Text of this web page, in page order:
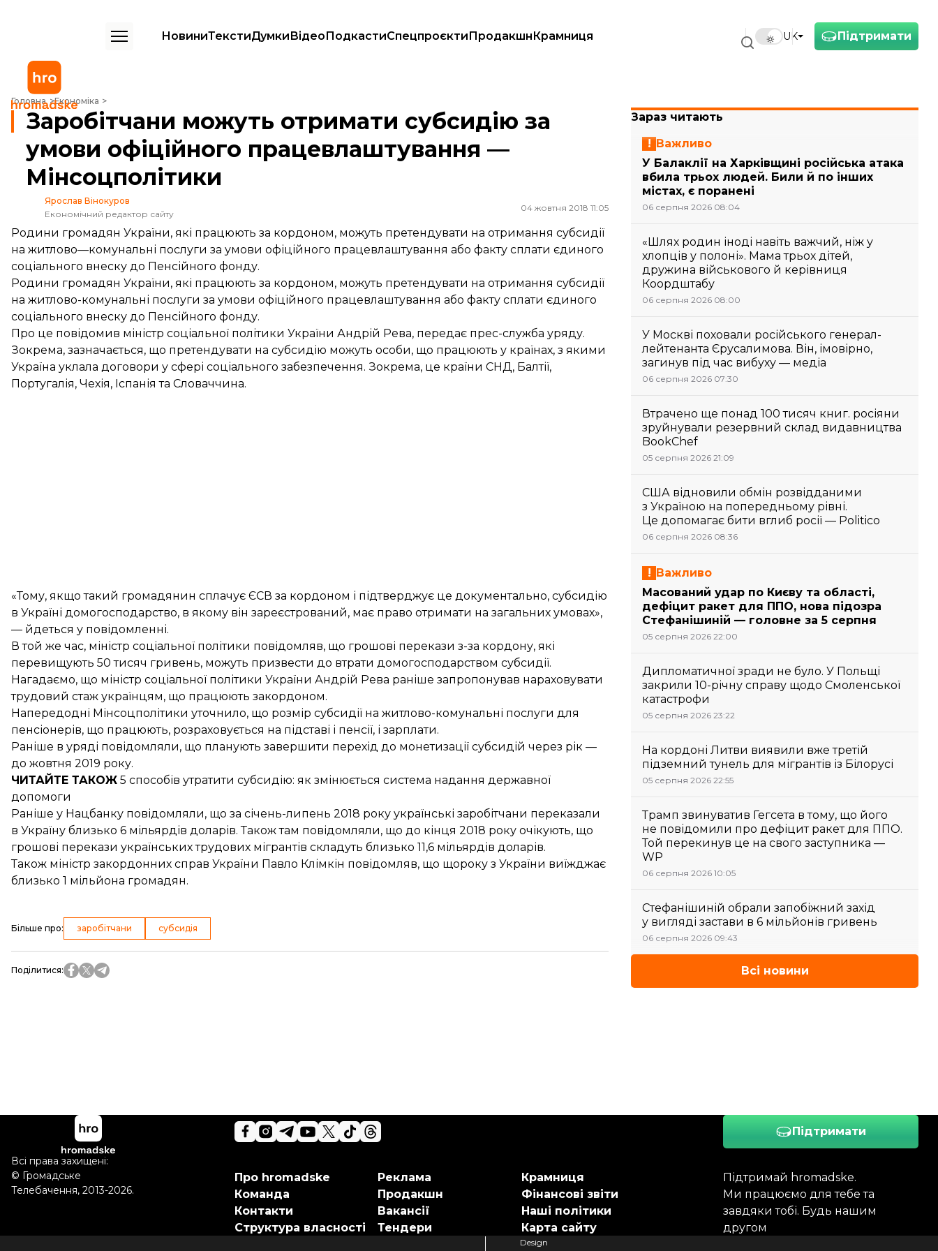
Підтримати
UK
НовиниТекстиДумкиВідеоПодкастиСпецпроєктиПродакшнКрамниця
Головна Економіка
Заробітчани можуть отримати субсидію за умови офіційного працевлаштування — Мінсоцполітики
Заробітчани можуть отримати субсидію за
умови офіційного працевлаштування —
Мінсоцполітики
Ярослав Вінокуров
Економічний редактор сайту
04 жовтня 2018 11:05
Родини громадян України, які працюють за кордоном, можуть претендувати на отримання субсидії
на житлово—комунальні послуги за умови офіційного працевлаштування або факту сплати єдиного
соціального внеску до Пенсійного фонду.
Родини громадян України, які працюють за кордоном, можуть претендувати на отримання субсидії
на житлово-комунальні послуги за умови офіційного працевлаштування або факту сплати єдиного
соціального внеску до Пенсійного фонду.
Про це повідомив міністр соціальної політики України Андрій Рева, передає прес-служба уряду.
Зокрема, зазначається, що претендувати на субсидію можуть особи, що працюють у країнах, з якими
Україна уклала договори у сфері соціального забезпечення. Зокрема, це країни СНД, Балтії,
Португалія, Чехія, Іспанія та Словаччина.
«Тому, якщо такий громадянин сплачує ЄСВ за кордоном і підтверджує це документально, субсидію
в Україні домогосподарство, в якому він зареєстрований, має право отримати на загальних умовах»,
— йдеться у повідомленні.
В той же час, міністр соціальної політики повідомляв, що грошові перекази з-за кордону, які
перевищують 50 тисяч гривень, можуть призвести до втрати домогосподарством субсидії.
Нагадаємо, що міністр соціальної політики України Андрій Рева раніше запропонував нараховувати
трудовий стаж українцям, що працюють закордоном.
Напередодні Мінсоцполітики уточнило, що розмір субсидії на житлово-комунальні послуги для
пенсіонерів, що працюють, розраховується на підставі і пенсії, і зарплати.
Раніше в уряді повідомляли, що планують завершити перехід до монетизації субсидій через рік —
до жовтня 2019 року.
ЧИТАЙТЕ ТАКОЖ 5 способів утратити субсидію: як змінюється система надання державної
допомоги
Раніше у Нацбанку повідомляли, що за січень-липень 2018 року українські заробітчани переказали
в Україну близько 6 мільярдів доларів. Також там повідомляли, що до кінця 2018 року очікують, що
грошові перекази українських трудових мігрантів складуть близько 11,6 мільярдів доларів.
Також міністр закордонних справ України Павло Клімкін повідомляв, що щороку з України виїжджає
близько 1 мільйона громадян.
Більше про: заробітчани субсидія
Поділитися:
Зараз читають
Важливо
У Балаклії на Харківщині російська атака
вбила трьох людей. Били й по інших
містах, є поранені
06 серпня 2026 08:04
«Шлях родин іноді навіть важчий, ніж у
хлопців у полоні». Мама трьох дітей,
дружина військового й керівниця
Коордштабу
06 серпня 2026 08:00
У Москві поховали російського генерал-
лейтенанта Єрусалимова. Він, імовірно,
загинув під час вибуху — медіа
06 серпня 2026 07:30
Втрачено ще понад 100 тисяч книг. росіяни
зруйнували резервний склад видавництва
BookChef
05 серпня 2026 21:09
США відновили обмін розвідданими
з Україною на попередньому рівні.
Це допомагає бити вглиб росії — Politico
06 серпня 2026 08:36
Важливо
Масований удар по Києву та області,
дефіцит ракет для ППО, нова підозра
Стефанішиній — головне за 5 серпня
05 серпня 2026 22:00
Дипломатичної зради не було. У Польщі
закрили 10-річну справу щодо Смоленської
катастрофи
05 серпня 2026 23:22
На кордоні Литви виявили вже третій
підземний тунель для мігрантів із Білорусі
05 серпня 2026 22:55
Трамп звинуватив Гегсета в тому, що його
не повідомили про дефіцит ракет для ППО.
Той перекинув це на свого заступника —
WP
06 серпня 2026 10:05
Стефанішиній обрали запобіжний захід
у вигляді застави в 6 мільйонів гривень
06 серпня 2026 09:43
Всі новини
Підтримати
Підтримай hromadske.
Ми працюємо для тебе та
завдяки тобі. Будь нашим
другом
Про hromadske
Команда
Контакти
Структура власності
Реклама
Продакшн
Вакансії
Тендери
Крамниця
Фінансові звіти
Наші політики
Карта сайту
Всі права захищені:
© Громадське
Телебачення, 2013-2026.
Design